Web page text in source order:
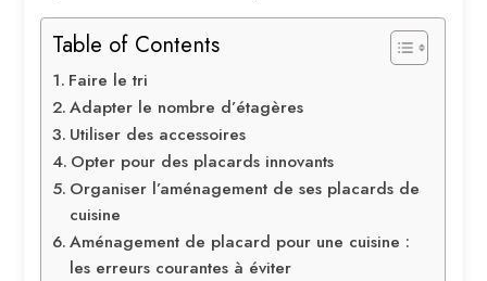
Table of Contents
Faire le tri
Adapter le nombre d’étagères
Utiliser des accessoires
Opter pour des placards innovants
Organiser l’aménagement de ses placards de
cuisine
Aménagement de placard pour une cuisine :
les erreurs courantes à éviter